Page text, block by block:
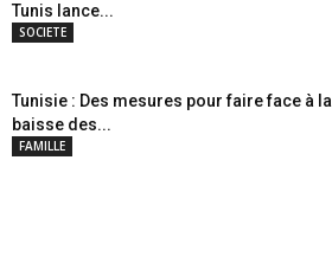
Tunis lance...
SOCIETE
Tunisie : Des mesures pour faire face à la
baisse des...
FAMILLE